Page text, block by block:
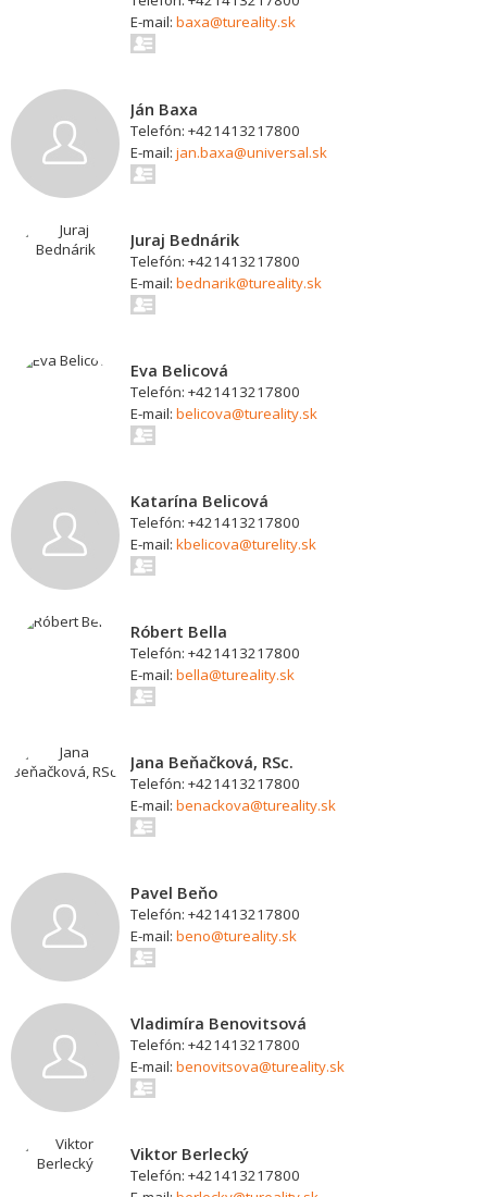
E-mail: baxa@tureality.sk
Ján Baxa
Telefón: +421413217800
E-mail: jan.baxa@universal.sk
Juraj Bednárik
Telefón: +421413217800
E-mail: bednarik@tureality.sk
Eva Belicová
Telefón: +421413217800
E-mail: belicova@tureality.sk
Katarína Belicová
Telefón: +421413217800
E-mail: kbelicova@turelity.sk
Róbert Bella
Telefón: +421413217800
E-mail: bella@tureality.sk
Jana Beňačková, RSc.
Telefón: +421413217800
E-mail: benackova@tureality.sk
Pavel Beňo
Telefón: +421413217800
E-mail: beno@tureality.sk
Vladimíra Benovitsová
Telefón: +421413217800
E-mail: benovitsova@tureality.sk
Viktor Berlecký
Telefón: +421413217800